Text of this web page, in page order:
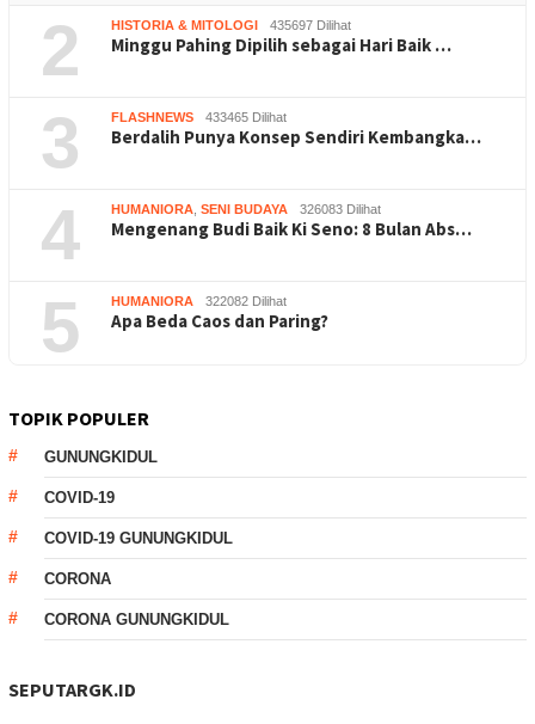
2 HISTORIA & MITOLOGI 435697 Dilihat
Minggu Pahing Dipilih sebagai Hari Baik …
3 FLASHNEWS 433465 Dilihat
Berdalih Punya Konsep Sendiri Kembangka…
4 HUMANIORA SENI BUDAYA 326083 Dilihat
Mengenang Budi Baik Ki Seno: 8 Bulan Abs…
5 HUMANIORA 322082 Dilihat
Apa Beda Caos dan Paring?
TOPIK POPULER
GUNUNGKIDUL
COVID-19
COVID-19 GUNUNGKIDUL
CORONA
CORONA GUNUNGKIDUL
SEPUTARGK.ID